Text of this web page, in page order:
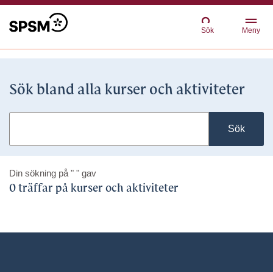
Sök Meny
Sök bland alla kurser och aktiviteter
Sök
Din sökning på " " gav
0 träffar på kurser och aktiviteter